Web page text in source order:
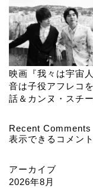
映画『我々は宇宙
音は子役アフレコ
話＆カンヌ・スチ
Recent Comments
表示できるコメン
アーカイブ
2026年8月